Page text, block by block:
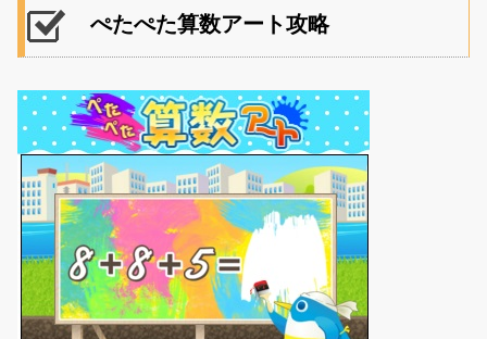
ぺたぺた算数アート攻略